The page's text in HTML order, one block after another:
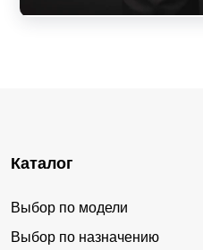
Каталог
Выбор по модели
Выбор по назначению